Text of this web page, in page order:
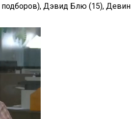
подборов), Дэвид Блю (15), Девин